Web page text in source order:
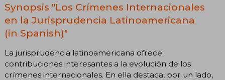
Synopsis "Los Crímenes Internacionales
en la Jurisprudencia Latinoamericana
(in Spanish)"
La jurisprudencia latinoamericana ofrece
contribuciones interesantes a la evolución de los
crímenes internacionales. En ella destaca, por un lado,